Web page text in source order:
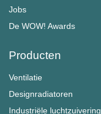
Jobs
De WOW! Awards
Producten
Ventilatie
Designradiatoren
Industriële luchtzuivering